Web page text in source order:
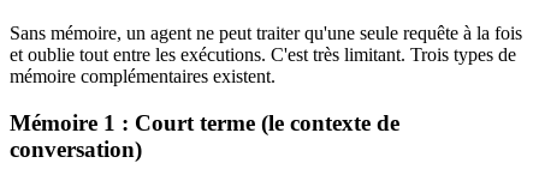
Sans mémoire, un agent ne peut traiter qu'une seule requête à la fois
et oublie tout entre les exécutions. C'est très limitant. Trois types de
mémoire complémentaires existent.
Mémoire 1 : Court terme (le contexte de
conversation)